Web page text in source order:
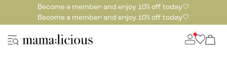
Become a member and enjoy 10% off today🤍
Become a member and enjoy 10% off today🤍